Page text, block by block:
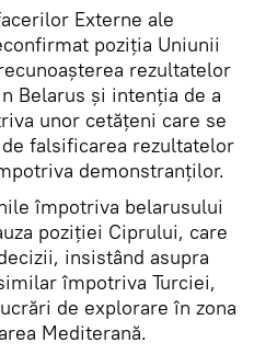
Externe ale
poziția Uniunii
rezultatelor
Belarus și intenția de a
unor cetățeni care se
falsificarea rezultatelor
demonstranților.
împotriva belarusului
poziției Ciprului, care
insistând asupra
împotriva Turciei,
de explorare în zona
Mediterană.